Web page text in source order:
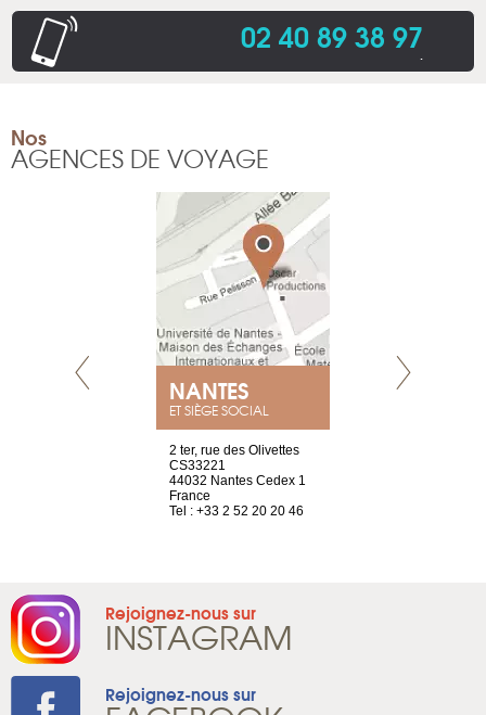
02 40 89 38 97.
Nos
AGENCES DE VOYAGE
NANTES
ET SIÈGE SOCIAL
2 ter, rue des Olivettes
CS33221
44032 Nantes Cedex 1
France
Tel : +33 2 52 20 20 46
Rejoignez-nous sur
INSTAGRAM
Rejoignez-nous sur